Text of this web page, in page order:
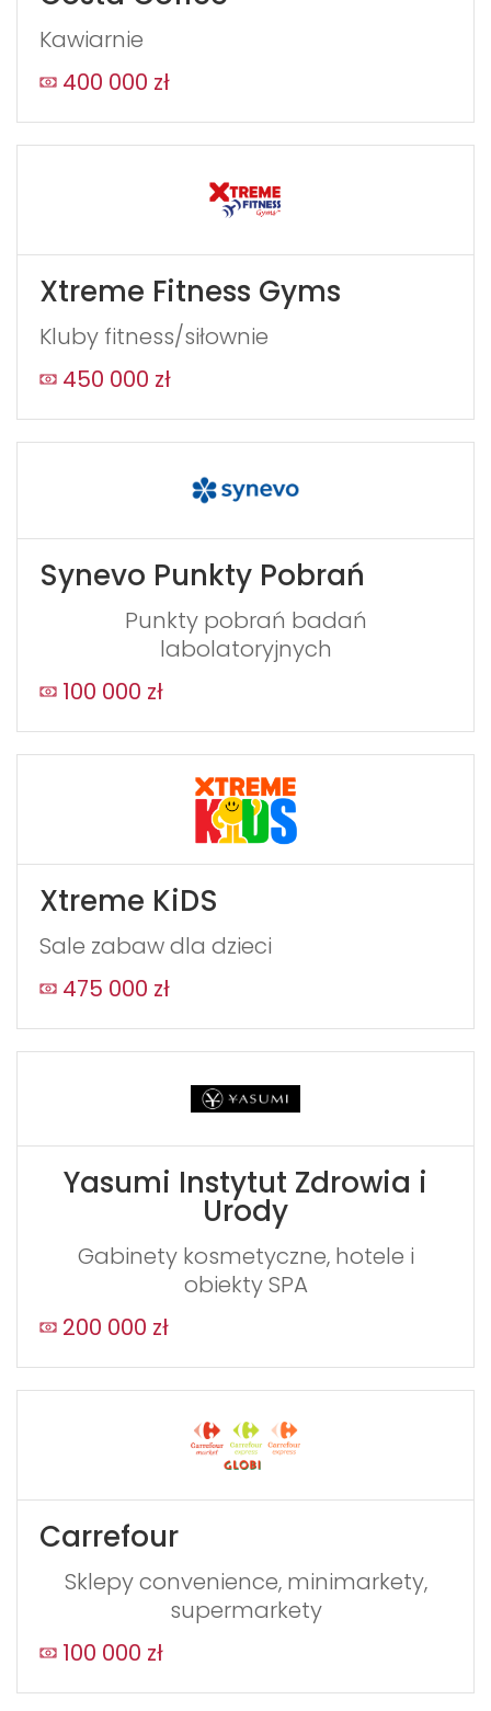
Kawiarnie
400 000 zł
Xtreme Fitness Gyms
Kluby fitness/siłownie
450 000 zł
Synevo Punkty Pobrań
Punkty pobrań badań
labolatoryjnych
100 000 zł
Xtreme KiDS
Sale zabaw dla dzieci
475 000 zł
Yasumi Instytut Zdrowia i
Urody
Gabinety kosmetyczne, hotele i
obiekty SPA
200 000 zł
Carrefour
Sklepy convenience, minimarkety,
supermarkety
100 000 zł